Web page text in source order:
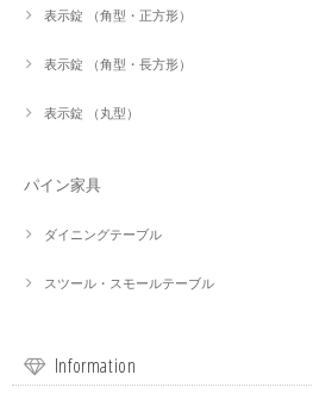
表示錠 （角型・正方形）
表示錠 （角型・長方形）
表示錠 （丸型）
パイン家具
ダイニングテーブル
スツール・スモールテーブル
Information